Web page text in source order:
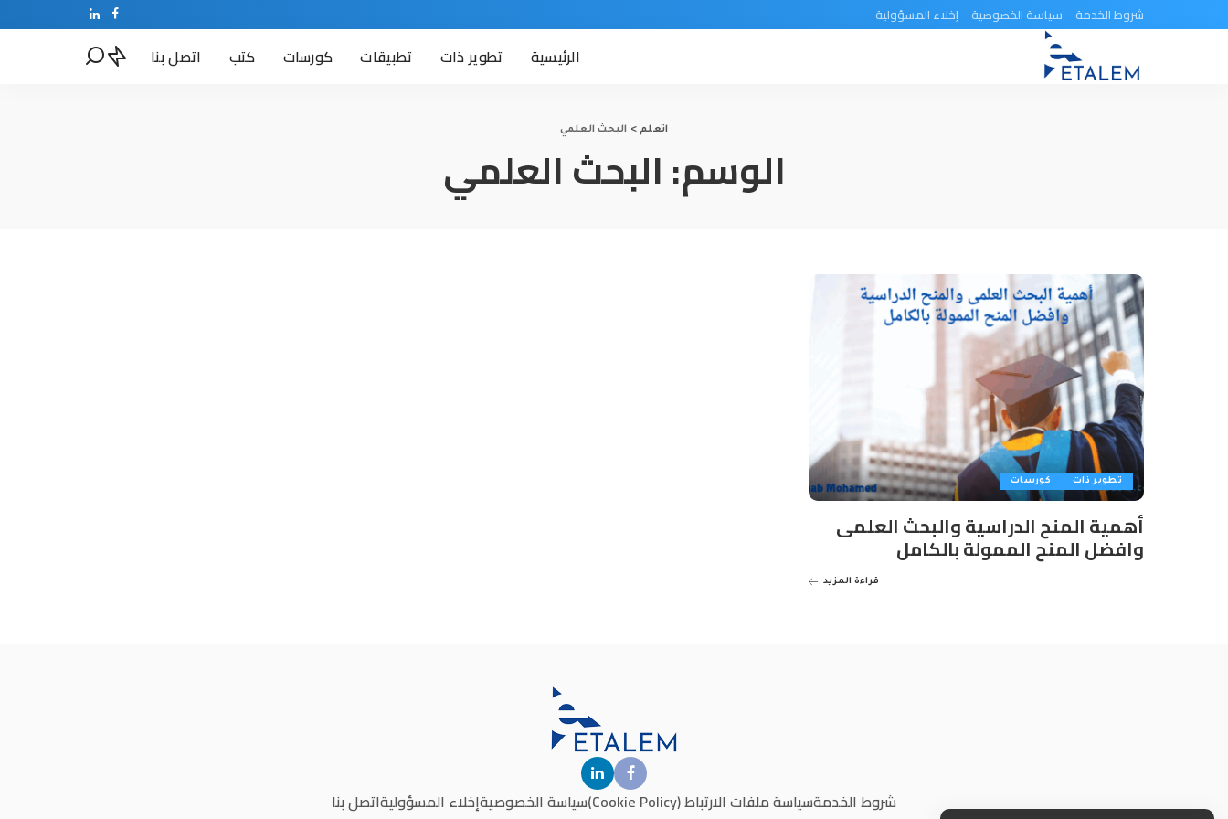
شروط الخدمة سياسة الخصوصية إخلاء المسؤولية
الرئيسية تطوير ذات تطبيقات كورسات كتب اتصل بنا
اتعلم> البحث العلمي
الوسم:البحث العلمي
تطوير ذات كورسات
أهمية المنح الدراسية والبحث العلمى
وافضل المنح الممولة بالكامل
قراءة المزيد
شروط الخدمةسياسة ملفات الارتباط (Cookie Policy) سياسة الخصوصيةإخلاء المسؤوليةاتصل بنا